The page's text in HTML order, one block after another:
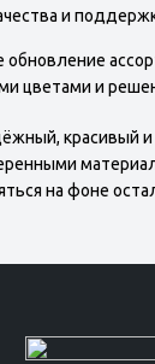
и
обновление
цветами и
красивый
на фоне